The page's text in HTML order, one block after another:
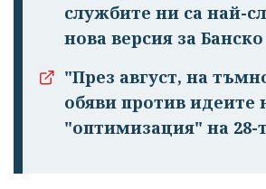
службите ни са най-
нова версия за Банско
"През август, на
обяви против идеите
"оптимизация" на 28-